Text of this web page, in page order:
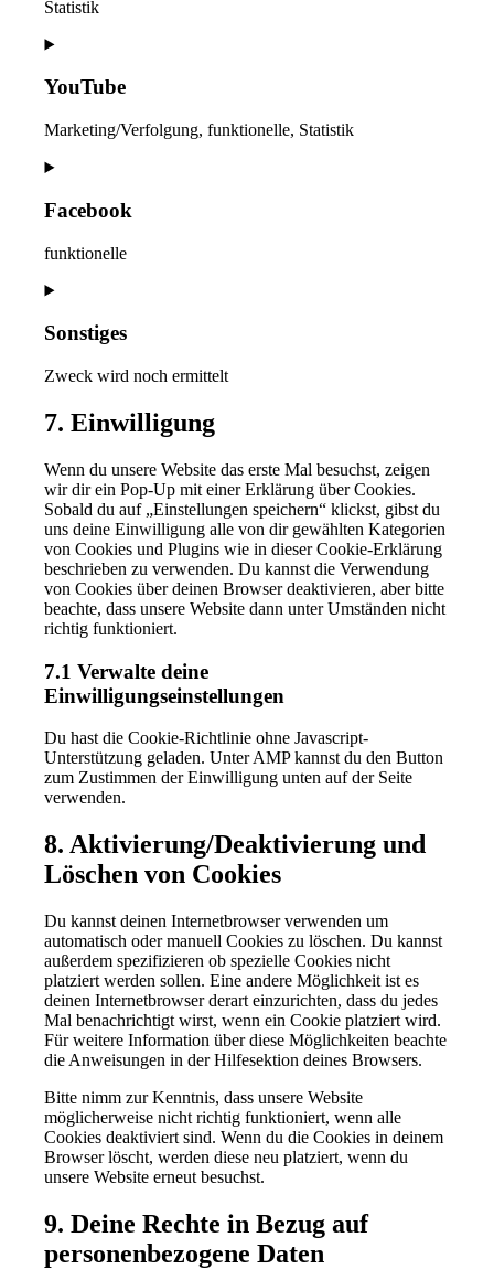
Statistik
Consent
service
YouTube
Marketing/Verfolgung, funktionelle, Statistik
Consent
service
Facebook
funktionelle
Consent
service
facebook
Sonstiges
Zweck wird noch ermittelt
Consent
to
sonstiges
7. Einwilligung
Wenn du unsere Website das erste Mal besuchst, zeigen
wir dir ein Pop-Up mit einer Erklärung über Cookies.
Sobald du auf „Einstellungen speichern“ klickst, gibst du
uns deine Einwilligung alle von dir gewählten Kategorien
von Cookies und Plugins wie in dieser Cookie-Erklärung
beschrieben zu verwenden. Du kannst die Verwendung
von Cookies über deinen Browser deaktivieren, aber bitte
beachte, dass unsere Website dann unter Umständen nicht
richtig funktioniert.
7.1 Verwalte deine
Einwilligungseinstellungen
Du hast die Cookie-Richtlinie ohne Javascript-
Unterstützung geladen. Unter AMP kannst du den Button
zum Zustimmen der Einwilligung unten auf der Seite
verwenden.
8. Aktivierung/Deaktivierung und
Löschen von Cookies
Du kannst deinen Internetbrowser verwenden um
automatisch oder manuell Cookies zu löschen. Du kannst
außerdem spezifizieren ob spezielle Cookies nicht
platziert werden sollen. Eine andere Möglichkeit ist es
deinen Internetbrowser derart einzurichten, dass du jedes
Mal benachrichtigt wirst, wenn ein Cookie platziert wird.
Für weitere Information über diese Möglichkeiten beachte
die Anweisungen in der Hilfesektion deines Browsers.
Bitte nimm zur Kenntnis, dass unsere Website
möglicherweise nicht richtig funktioniert, wenn alle
Cookies deaktiviert sind. Wenn du die Cookies in deinem
Browser löscht, werden diese neu platziert, wenn du
unsere Website erneut besuchst.
9. Deine Rechte in Bezug auf
personenbezogene Daten